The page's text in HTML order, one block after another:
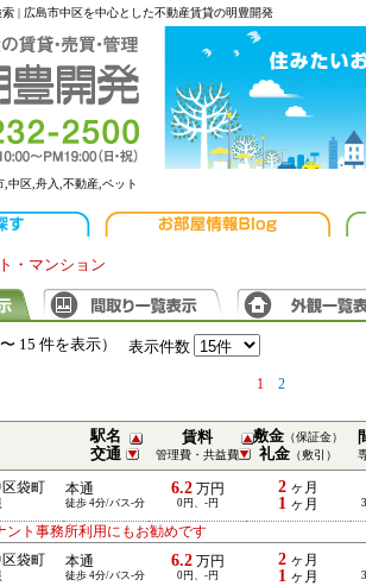
| 広島市中区を中心とした不動産賃貸の明豊開発
中区,舟入,不動産,ペット
・マンション
15 件を表示） 表示件数
1 2
駅名
交通
賃料
管理費・共益費
敷金 （保証金）
礼金 （敷引）
区袋町
本通
徒歩 4分/バス-分
6.2万円
0円、-円
2 ヶ月
1 ヶ月
ト事務所利用にもお勧めです
区袋町
本通
徒歩 4分/バス-分
6.2万円
0円、-円
2 ヶ月
1 ヶ月